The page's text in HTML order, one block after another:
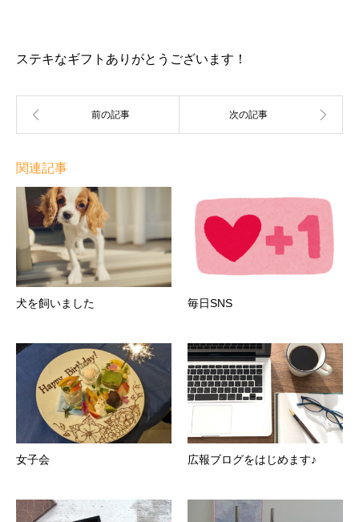
ステキなギフトありがとうございます！
関連記事
犬を飼いました 毎日SNS
女子会 広報ブログをはじめます♪